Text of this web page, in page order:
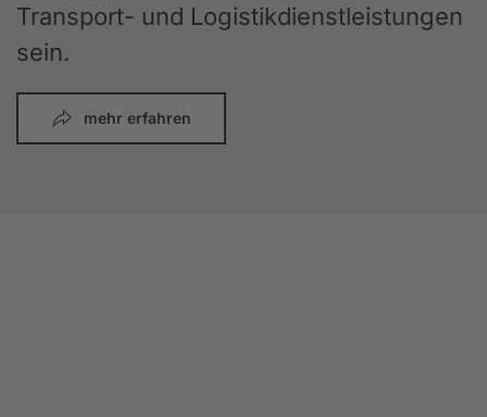
Transport- und Logistikdienstleistungen
sein.
mehr erfahren